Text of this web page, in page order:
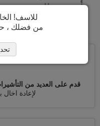
تأشيرة
عملية الحصول
قدم على العديد من
لإعادة اخال
للاسف!
من فضلك ،